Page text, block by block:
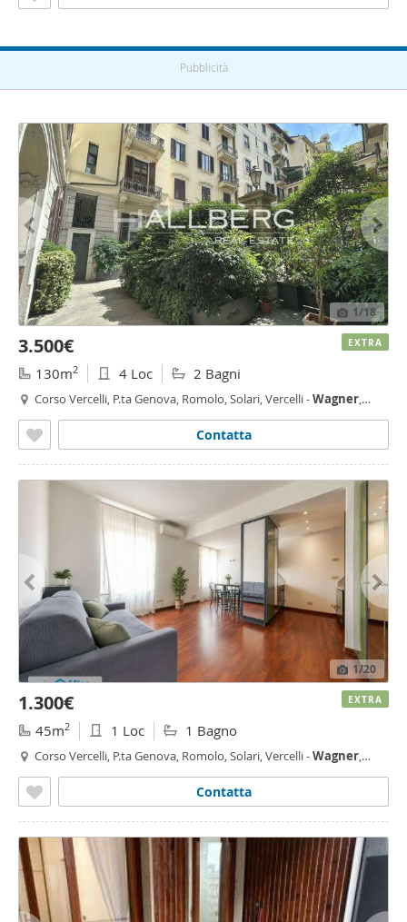
Pubblicità
1/18
3.500€
130m2 4 Loc 2 Bagni
Corso Vercelli, P.ta Genova, Romolo, Solari, Vercelli -Wagner,
Contatta
EXTRA
1/20
1.300€
45m2 1 Loc 1 Bagno
Corso Vercelli, P.ta Genova, Romolo, Solari, Vercelli -Wagner,
Contatta
EXTRA